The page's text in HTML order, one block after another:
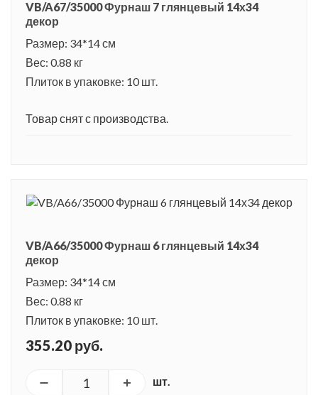
VB/A67/35000 Фурнаш 7 глянцевый 14х34
декор
Размер: 34*14 см
Вес: 0.88 кг
Плиток в упаковке: 10 шт.
Товар снят с производства.
VB/A66/35000 Фурнаш 6 глянцевый 14х34
декор
Размер: 34*14 см
Вес: 0.88 кг
Плиток в упаковке: 10 шт.
355.20 руб.
шт.